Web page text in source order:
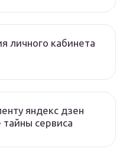
личного кабинета
яндекс дзен
сервиса